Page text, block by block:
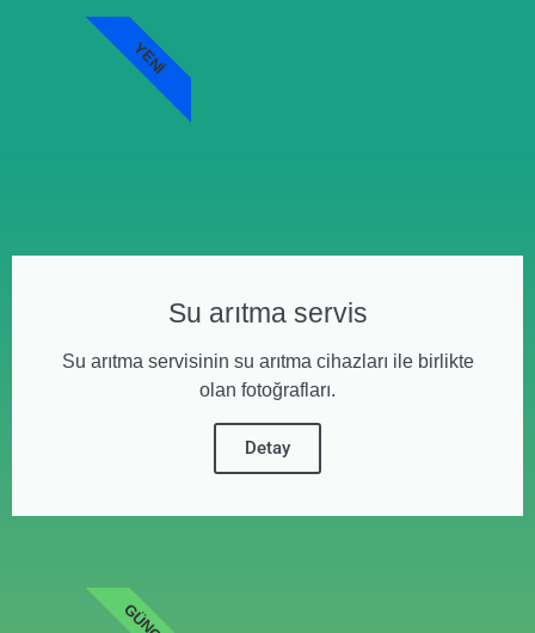
Su arıtma servis
Su arıtma servisinin su arıtma cihazları ile birlikte
olan fotoğrafları.
Detay
YENI